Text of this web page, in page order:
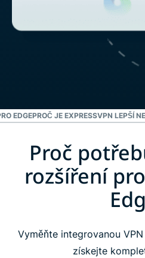
EDGEPROČ JE EXPRESSVPN LEPŠÍ
Proč potřebujete VPN
Jak nastavit VPN pro
Tipy pro používání
Proč
rozšíření
Vyměňte integrovanou
získejte